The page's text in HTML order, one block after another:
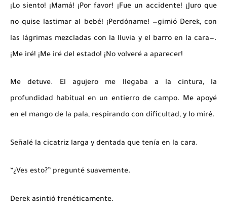
¡Lo siento! ¡Mamá! ¡Por favor! ¡Fue un accidente! ¡Juro que
no quise lastimar al bebé! ¡Perdóname! —gimió Derek, con
las lágrimas mezcladas con la lluvia y el barro en la cara—.
¡Me iré! ¡Me iré del estado! ¡No volveré a aparecer!
Me detuve. El agujero me llegaba a la cintura, la
profundidad habitual en un entierro de campo. Me apoyé
en el mango de la pala, respirando con dificultad, y lo miré.
Señalé la cicatriz larga y dentada que tenía en la cara.
“¿Ves esto?” pregunté suavemente.
Derek asintió frenéticamente.